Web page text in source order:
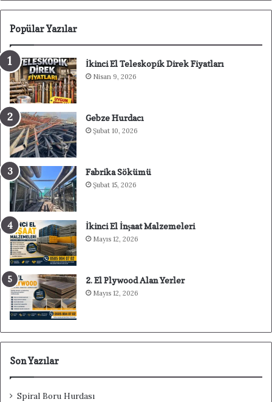
Popülar Yazılar
İkinci El Teleskopik Direk Fiyatları
Nisan 9, 2026
Gebze Hurdacı
Şubat 10, 2026
Fabrika Sökümü
Şubat 15, 2026
İkinci El İnşaat Malzemeleri
Mayıs 12, 2026
2. El Plywood Alan Yerler
Mayıs 12, 2026
Son Yazılar
Spiral Boru Hurdası